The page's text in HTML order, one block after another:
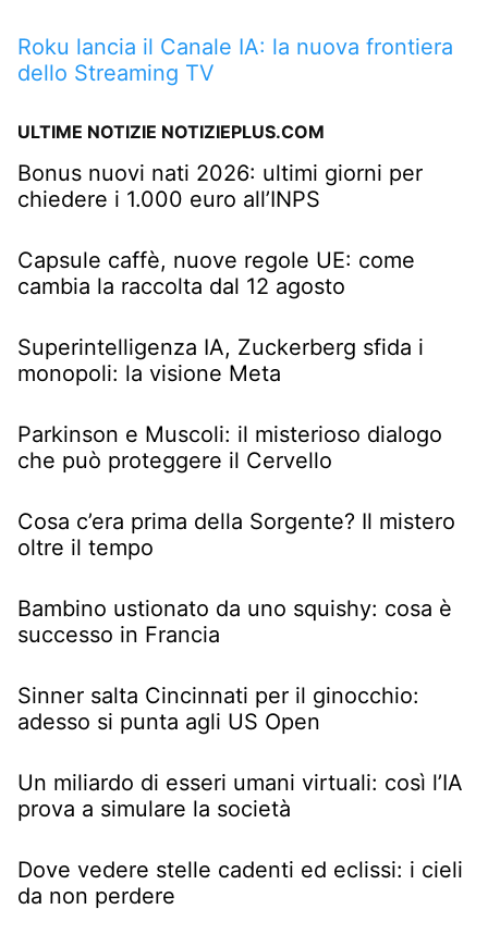
Roku lancia il Canale IA: la nuova frontiera
dello Streaming TV
ULTIME NOTIZIE NOTIZIEPLUS.COM
Bonus nuovi nati 2026: ultimi giorni per
chiedere i 1.000 euro all’INPS
Capsule caffè, nuove regole UE: come
cambia la raccolta dal 12 agosto
Superintelligenza IA, Zuckerberg sfida i
monopoli: la visione Meta
Parkinson e Muscoli: il misterioso dialogo
che può proteggere il Cervello
Cosa c’era prima della Sorgente? Il mistero
oltre il tempo
Bambino ustionato da uno squishy: cosa è
successo in Francia
Sinner salta Cincinnati per il ginocchio:
adesso si punta agli US Open
Un miliardo di esseri umani virtuali: così l’IA
prova a simulare la società
Dove vedere stelle cadenti ed eclissi: i cieli
da non perdere